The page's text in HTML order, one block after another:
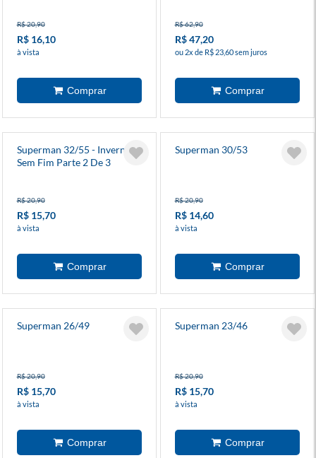
R$ 20,90
R$ 16,10
à vista
R$ 62,90
R$ 47,20
ou 2x de R$ 23,60 sem juros
Superman 32/55 - Inverno
Sem Fim Parte 2 De 3
R$ 20,90
R$ 15,70
à vista
Superman 30/53
R$ 20,90
R$ 14,60
à vista
Superman 26/49
R$ 20,90
R$ 15,70
à vista
Superman 23/46
R$ 20,90
R$ 15,70
à vista